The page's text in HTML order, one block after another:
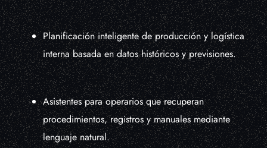
Planificación inteligente de producción y logística
interna basada en datos históricos y previsiones.
Asistentes para operarios que recuperan
procedimientos, registros y manuales mediante
lenguaje natural.